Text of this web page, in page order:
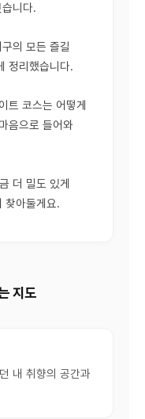
니다.
의 모든 즐길
정리했습니다.
트 코스는 어떻게
음으로 들어와
더 밀도 있게
찾아둘게요.
지도
내 취향의 공간과